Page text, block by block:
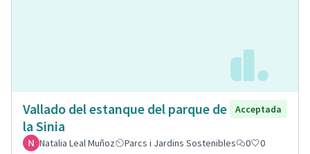
Vallado del estanque del parque de
la Sinia
Acceptada
Natalia Leal Muñoz Parcs i Jardins Sostenibles 0 0